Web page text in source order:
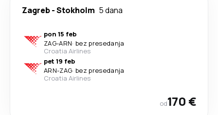
Zagreb-Stokholm 5 dana
pon 15 feb
ZAG-ARN· bez presedanja
Croatia Airlines
pet 19 feb
ARN-ZAG· bez presedanja
Croatia Airlines
od170 €